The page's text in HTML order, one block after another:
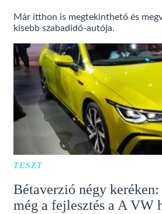
Már itthon is megtekinthető és
kisebb szabadidő-autója.
TESZT
Bétaverzió négy
még a fejlesztés a A VW